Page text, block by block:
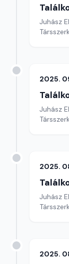
Juhász
2025.
Juhász
2025.
Juhász
2025.